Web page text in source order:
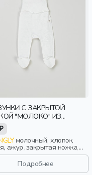
С ЗАКРЫТОЙ
"МОЛОКО" ИЗ
ХЛОПКА 0+
молочный, хлопок,
ажур, закрытая ножка,
дети
Подробнее